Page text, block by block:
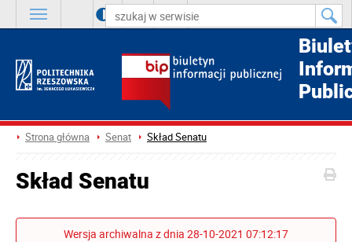
A A A
Strona główna Senat Skład Senatu
Skład Senatu
Wersja archiwalna z dnia 28-10-2021 07:12:17